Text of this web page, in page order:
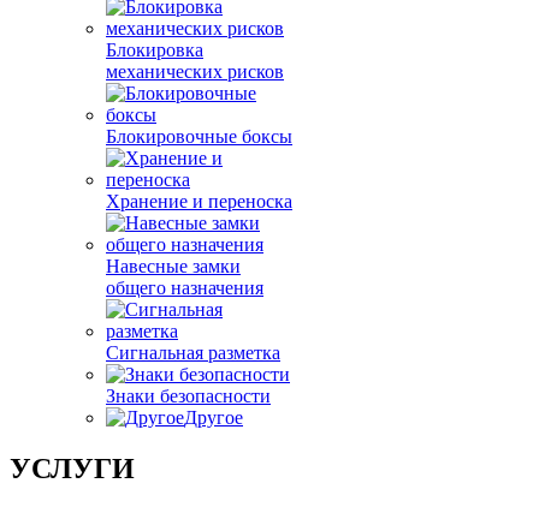
Блокировка
механических рисков
Блокировочные боксы
Хранение и переноска
Навесные замки
общего назначения
Сигнальная разметка
Знаки безопасности
Другое
УСЛУГИ